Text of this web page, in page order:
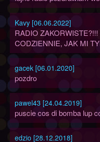
Kavy [06.06.2022]
RADIO
CODZIENNIE, JAK MI
gacek [06.01.2020]
pozdro
pawel43 [24.04.2019]
puscie cos di bomba lup
edzio [28.12.2018]